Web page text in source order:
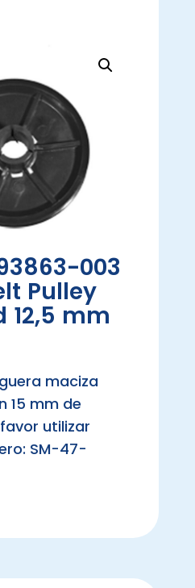
003
Pulley
12,5 mm
maciza
15 mm de
utilizar
SM-47-